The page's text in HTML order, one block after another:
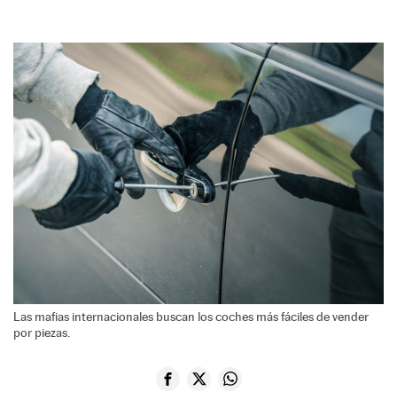
Las mafias internacionales buscan los coches más fáciles de vender
por piezas.